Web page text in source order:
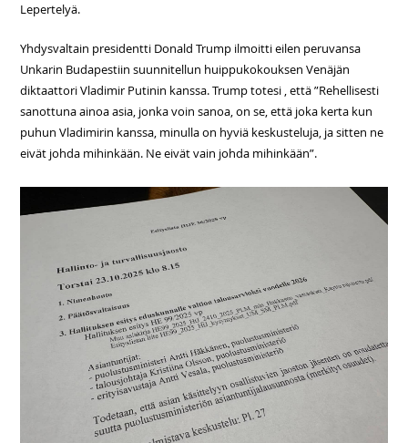
Lepertelyä.
Yhdysvaltain presidentti Donald Trump ilmoitti eilen peruvansa
Unkarin Budapestiin suunnitellun huippukokouksen Venäjän
diktaattori Vladimir Putinin kanssa. Trump totesi , että ”Rehellisesti
sanottuna ainoa asia, jonka voin sanoa, on se, että joka kerta kun
puhun Vladimirin kanssa, minulla on hyviä keskusteluja, ja sitten ne
eivät johda mihinkään. Ne eivät vain johda mihinkään”.